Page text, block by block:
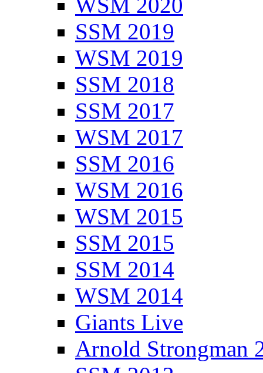
SSM 2019
WSM 2019
SSM 2018
SSM 2017
WSM 2017
SSM 2016
WSM 2016
WSM 2015
SSM 2015
SSM 2014
WSM 2014
Giants Live
Arnold Strongman